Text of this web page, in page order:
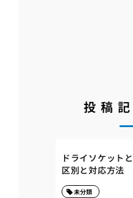
投稿
ドライソケット
区別と対応方法
未分類